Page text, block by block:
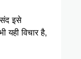
इसे
विचार है,